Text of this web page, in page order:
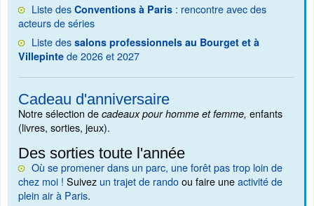
Liste des Conventions à Paris : rencontre avec des
acteurs de séries
Liste des salons professionnels au Bourget et à
Villepinte de 2026 et 2027
Cadeau d'anniversaire
Notre sélection de cadeaux pour homme et femme, enfants
(livres, sorties, jeux).
Des sorties toute l'année
Où se promener dans un parc, une forêt pas trop loin de
chez moi ! Suivez un trajet de randoou faire uneactivité de
plein air à Paris.